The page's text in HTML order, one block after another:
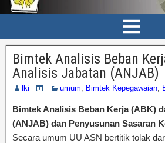
Bimtek Analisis Beban
Analisis Jabatan (ANJAB)
lki umum, Bimtek Kepegawaian,
Bimtek Analisis Beban Kerja (ABK)
(ANJAB) dan Penyusunan Sasaran
Secara umum UU ASN bertitik tolak